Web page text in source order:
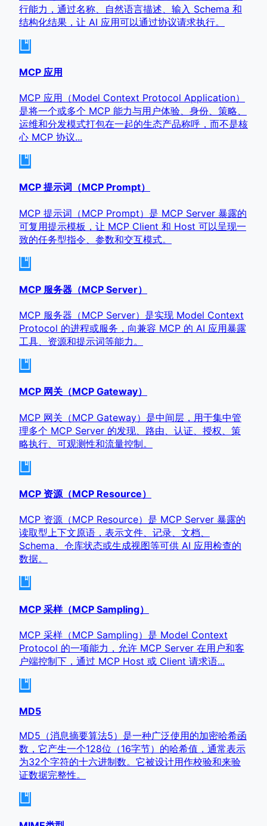
行能力，通过名称、自然语言描述、输入 Schema 和
结构化结果，让 AI 应用可以通过协议请求执行。
MCP 应用
MCP 应用（Model Context Protocol Application）
是将一个或多个 MCP 能力与用户体验、身份、策略、
运维和分发模式打包在一起的生态产品称呼，而不是核
心 MCP 协议...
MCP 提示词（MCP Prompt）
MCP 提示词（MCP Prompt）是 MCP Server 暴露的
可复用提示模板，让 MCP Client 和 Host 可以呈现一
致的任务型指令、参数和交互模式。
MCP 服务器（MCP Server）
MCP 服务器（MCP Server）是实现 Model Context
Protocol 的进程或服务，向兼容 MCP 的 AI 应用暴露
工具、资源和提示词等能力。
MCP 网关（MCP Gateway）
MCP 网关（MCP Gateway）是中间层，用于集中管
理多个 MCP Server 的发现、路由、认证、授权、策
略执行、可观测性和流量控制。
MCP 资源（MCP Resource）
MCP 资源（MCP Resource）是 MCP Server 暴露的
读取型上下文原语，表示文件、记录、文档、
Schema、仓库状态或生成视图等可供 AI 应用检查的
数据。
MCP 采样（MCP Sampling）
MCP 采样（MCP Sampling）是 Model Context
Protocol 的一项能力，允许 MCP Server 在用户和客
户端控制下，通过 MCP Host 或 Client 请求语...
MD5
MD5（消息摘要算法5）是一种广泛使用的加密哈希函
数，它产生一个128位（16字节）的哈希值，通常表示
为32个字符的十六进制数。它被设计用作校验和来验
证数据完整性。